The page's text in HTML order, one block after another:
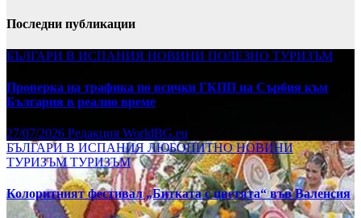
Последни публикации
БЪЛГАРИ В ИСПАНИЯ НОВИНИ ПОЛЕЗНО ТУРИЗЪМ
Проверка на трафика по всички ГКПП на Сърбия към
България в реално време
27/07/2026 Редакция WorldBG.eu
БЪЛГАРИ В ИСПАНИЯ ЛЮБОПИТНОНОВИНИ
ТУРИЗЪМТУРИЗЪМ
Колоритният фестивал „Битката с цветята“ във Валенсия